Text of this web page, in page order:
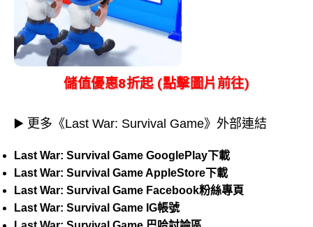
儲值優惠8折起 (點擊圖片前往)
▶️ 更多《Last War: Survival Game》外部連結
Last War: Survival Game GooglePlay下載
Last War: Survival Game AppleStore下載
Last War: Survival Game Facebook粉絲專頁
Last War: Survival Game IG帳號